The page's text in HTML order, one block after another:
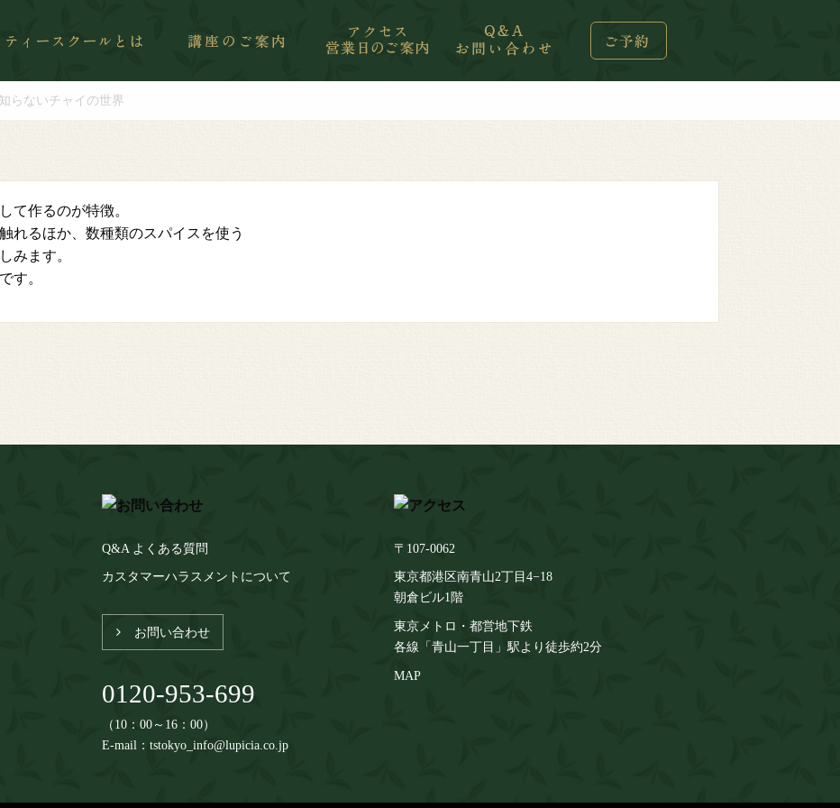
らないチャイの世界
て作るのが特徴。
れるほか、数種類のスパイスを使う
みます。
す。
Q&A よくある質問
カスタマーハラスメントについて
お問い合わせ
0120-953-699
（10：00～16：00）
E-mail：tstokyo_info@lupicia.co.jp
〒107-0062
東京都港区南青山2丁目4−18
朝倉ビル1階
東京メトロ・都営地下鉄
各線「青山一丁目」駅より徒歩約2分
MAP